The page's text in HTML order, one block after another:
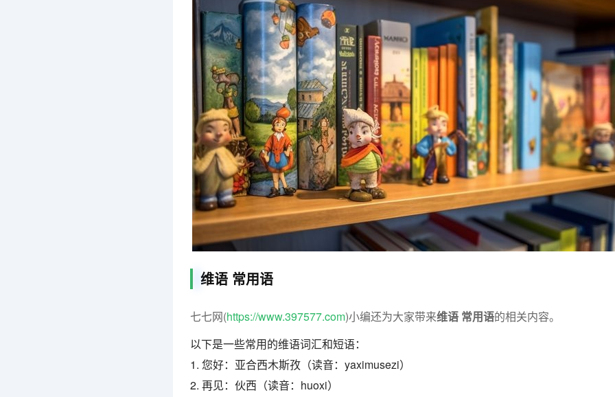
维语 常用语
七七网(https://www.397577.com)小编还为大家带来维语 常用语的相关内容。
以下是一些常用的维语词汇和短语：
1. 您好：亚合西木斯孜（读音：yaximusezi）
2. 再见：伙西（读音：huoxi）